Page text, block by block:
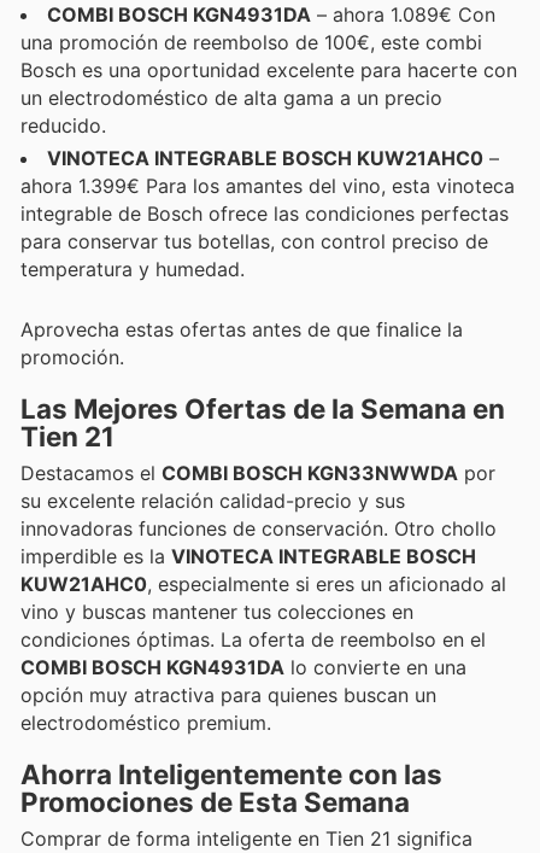
COMBI BOSCH KGN4931DA – ahora 1.089€ Con
una promoción de reembolso de 100€, este combi
Bosch es una oportunidad excelente para hacerte con
un electrodoméstico de alta gama a un precio
reducido.
VINOTECA INTEGRABLE BOSCH KUW21AHC0 –
ahora 1.399€ Para los amantes del vino, esta vinoteca
integrable de Bosch ofrece las condiciones perfectas
para conservar tus botellas, con control preciso de
temperatura y humedad.
Aprovecha estas ofertas antes de que finalice la
promoción.
Las Mejores Ofertas de la Semana en
Tien 21
Destacamos el COMBI BOSCH KGN33NWWDA por
su excelente relación calidad-precio y sus
innovadoras funciones de conservación. Otro chollo
imperdible es la VINOTECA INTEGRABLE BOSCH
KUW21AHC0, especialmente si eres un aficionado al
vino y buscas mantener tus colecciones en
condiciones óptimas. La oferta de reembolso en el
COMBI BOSCH KGN4931DA lo convierte en una
opción muy atractiva para quienes buscan un
electrodoméstico premium.
Ahorra Inteligentemente con las
Promociones de Esta Semana
Comprar de forma inteligente en Tien 21 significa